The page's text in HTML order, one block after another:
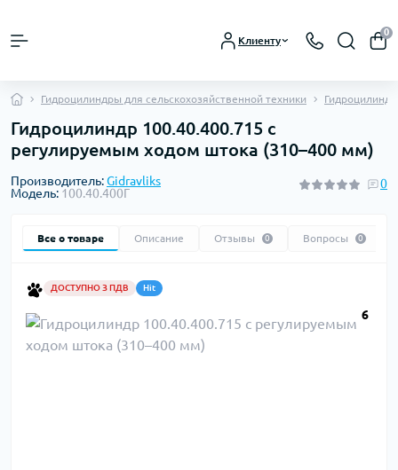
Клиенту
0
Гидроцилиндры для сельскохозяйственной техники
Гидроцилиндр 100.40.400.715 с
регулируемым ходом штока (310–400 мм)
Производитель:Gidravliks
Модель: 100.40.400Г
0
Все о товаре Описание Отзывы 0 Вопросы 0
ДОСТУПНО З ПДВ Hit
6